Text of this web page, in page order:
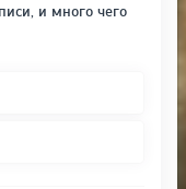
и много чего